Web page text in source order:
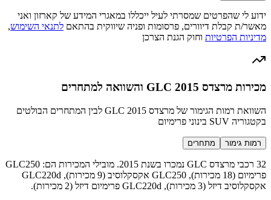
ידוע לי שהפרטים שמסרתי לעיל ייכללו במאגרי המידע של קארזון ואני
מאשר/ת קבלת דיוורים, פרסומות ופניה שיווקית בהתאם לתנאי השימוש,
מדיניות הפרטיות וחוק הגנת הצרכן
מכירות מרצדס GLC 2015 והשוואה למתחרים
השוואת רמות הגימור של מרצדס GLC 2015 לבין המתחרים הבולטים
בקטגוריה SUV בינוני פרימיום
רמות גימור מתחרים
32 רכבי מרצדס GLC נמכרו בשנת 2015. מובילי המכירות הם: GLC250
פרימיום (18 מכירות), GLC250 אקסקלוסיב (9 מכירות), GLC220d
אקסקלוסיב דיזל (3 מכירות), GLC220d פרימיום דיזל (2 מכירות).